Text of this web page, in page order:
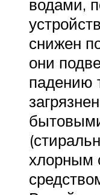
водами,
снижен
они
падению
хлорным